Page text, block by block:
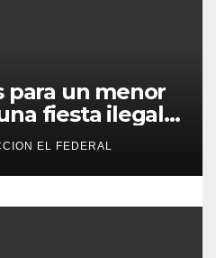
para un menor
fiesta ilegal
asistentes en
EL FEDERAL